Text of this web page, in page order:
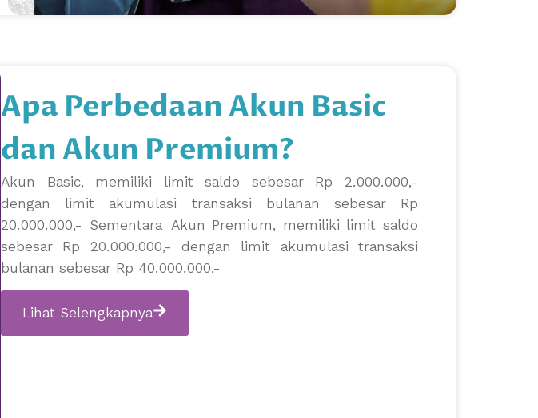
Apa Perbedaan Akun Basic
dan Akun Premium?
Akun Basic, memiliki limit saldo sebesar Rp 2.000.000,-
dengan limit akumulasi transaksi bulanan sebesar Rp
20.000.000,- Sementara Akun Premium, memiliki limit saldo
sebesar Rp 20.000.000,- dengan limit akumulasi transaksi
bulanan sebesar Rp 40.000.000,-
Lihat Selengkapnya